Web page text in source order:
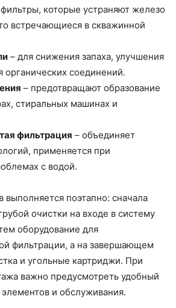
фильтры, которые устраняют железо
встречающиеся в скважинной
– для снижения запаха, улучшения
органических соединений.
– предотвращают образование
стиральных машинах и
фильтрация – объединяет
применяется при
с водой.
выполняется поэтапно: сначала
очистки на входе в систему
оборудование для
фильтрации, а на завершающем
и угольные картриджи. При
важно предусмотреть удобный
и обслуживания.